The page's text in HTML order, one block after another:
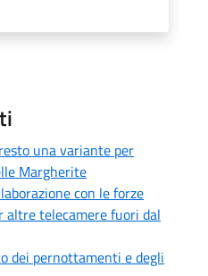
una variante per
Margherite
con le forze
altre telecamere fuori dal
dei pernottamenti e degli